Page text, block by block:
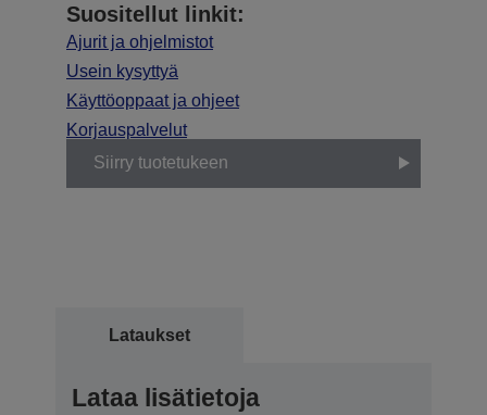
Suositellut linkit:
Ajurit ja ohjelmistot
Usein kysyttyä
Käyttöoppaat ja ohjeet
Korjauspalvelut
Siirry tuotetukeen
Lataukset
Lataa lisätietoja